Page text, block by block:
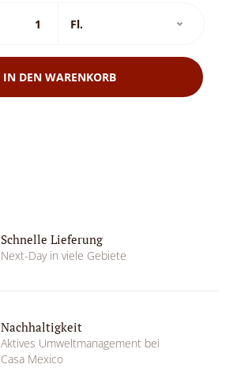
IN DEN WARENKORB
Schnelle Lieferung
Next-Day in viele Gebiete
Nachhaltigkeit
Aktives Umweltmanagement bei
Casa Mexico